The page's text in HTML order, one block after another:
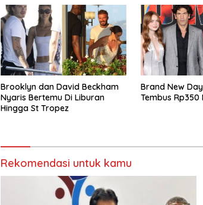
Brooklyn dan David Beckham
Nyaris Bertemu Di Liburan
Hingga St Tropez
Brand New
Tembus Rp350
Rekomendasi untuk kamu